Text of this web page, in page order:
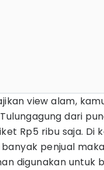
view alam,
dari
Rp5 ribu saja. Di
penjual
digunakan untuk